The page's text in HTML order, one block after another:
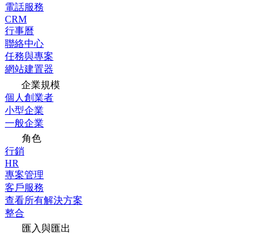
電話服務
CRM
行事曆
聯絡中心
任務與專案
網站建置器
企業規模
個人創業者
小型企業
一般企業
角色
行銷
HR
專案管理
客戶服務
查看所有解決方案
整合
匯入與匯出